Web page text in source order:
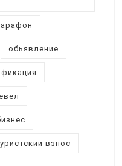
обьявление
взнос